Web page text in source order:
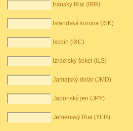
Iránsky Rial (IRR)
Islandská koruna (ISK)
Ixcoin (IXC)
Izraelský šekel (ILS)
Jamajský dolár (JMD)
Japonský jen (JPY)
Jemenský Rial (YER)